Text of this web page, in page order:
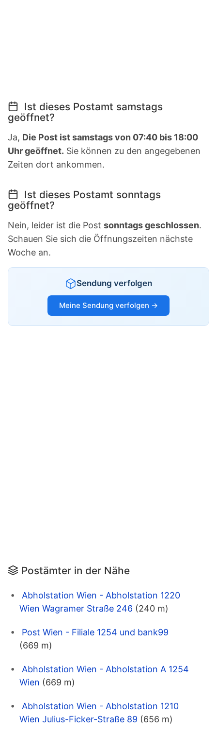
Ist dieses Postamt samstags
geöffnet?
Ja, Die Post ist samstags von 07:40 bis 18:00
Uhr geöffnet. Sie können zu den angegebenen
Zeiten dort ankommen.
Ist dieses Postamt sonntags
geöffnet?
Nein, leider ist die Post sonntags geschlossen.
Schauen Sie sich die Öffnungszeiten nächste
Woche an.
Sendung verfolgen
Meine Sendung verfolgen →
Postämter in der Nähe
Abholstation Wien - Abholstation 1220
Wien Wagramer Straße 246 (240 m)
Post Wien - Filiale 1254 und bank99
(669 m)
Abholstation Wien - Abholstation A 1254
Wien (669 m)
Abholstation Wien - Abholstation 1210
Wien Julius-Ficker-Straße 89 (656 m)